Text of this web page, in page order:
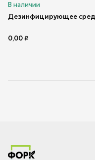
В наличии
Дезинфицирующее
0,00₽